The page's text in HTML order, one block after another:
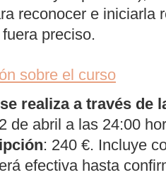
reconocer e iniciarla
preciso.
sobre el curso
realiza a través de
de abril a las 24:00
: 240 €. Incluye
efectiva hasta